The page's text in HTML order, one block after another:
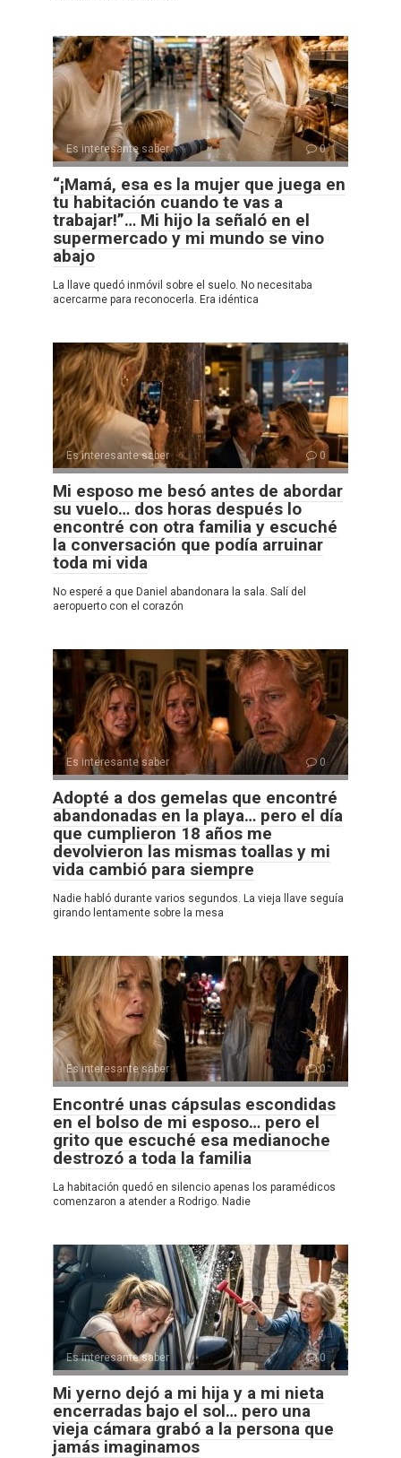
Es interesante saber 0
“¡Mamá, esa es la mujer que juega en
tu habitación cuando te vas a
trabajar!”… Mi hijo la señaló en el
supermercado y mi mundo se vino
abajo
La llave quedó inmóvil sobre el suelo. No necesitaba
acercarme para reconocerla. Era idéntica
Es interesante saber 0
Mi esposo me besó antes de abordar
su vuelo… dos horas después lo
encontré con otra familia y escuché
la conversación que podía arruinar
toda mi vida
No esperé a que Daniel abandonara la sala. Salí del
aeropuerto con el corazón
Es interesante saber 0
Adopté a dos gemelas que encontré
abandonadas en la playa… pero el día
que cumplieron 18 años me
devolvieron las mismas toallas y mi
vida cambió para siempre
Nadie habló durante varios segundos. La vieja llave seguía
girando lentamente sobre la mesa
Es interesante saber 0
Encontré unas cápsulas escondidas
en el bolso de mi esposo… pero el
grito que escuché esa medianoche
destrozó a toda la familia
La habitación quedó en silencio apenas los paramédicos
comenzaron a atender a Rodrigo. Nadie
Es interesante saber 0
Mi yerno dejó a mi hija y a mi nieta
encerradas bajo el sol… pero una
vieja cámara grabó a la persona que
jamás imaginamos